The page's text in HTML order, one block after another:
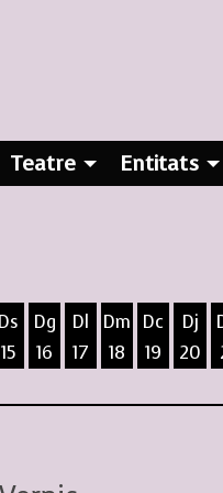
Teatre Entitats
Ds
15
Dg
16
Dl
17
Dm
18
Dc
19
Dj
20